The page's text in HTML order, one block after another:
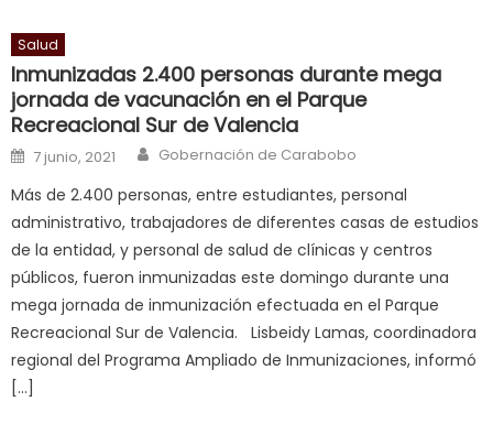
भ
क
च
त
क
लग
आपक
पस
द,
sexy
bbw
milf
enjoys
Salud
Inmunizadas 2.400 personas durante mega
jornada de vacunación en el Parque
Recreacional Sur de Valencia
Posted on
7 junio, 2021 Author
Gobernación de Carabobo
Más de 2.400 personas, entre estudiantes, personal
administrativo, trabajadores de diferentes casas de estudios
de la entidad, y personal de salud de clínicas y centros
públicos, fueron inmunizadas este domingo durante una
mega jornada de inmunización efectuada en el Parque
Recreacional Sur de Valencia. Lisbeidy Lamas, coordinadora
regional del Programa Ampliado de Inmunizaciones, informó
[…]